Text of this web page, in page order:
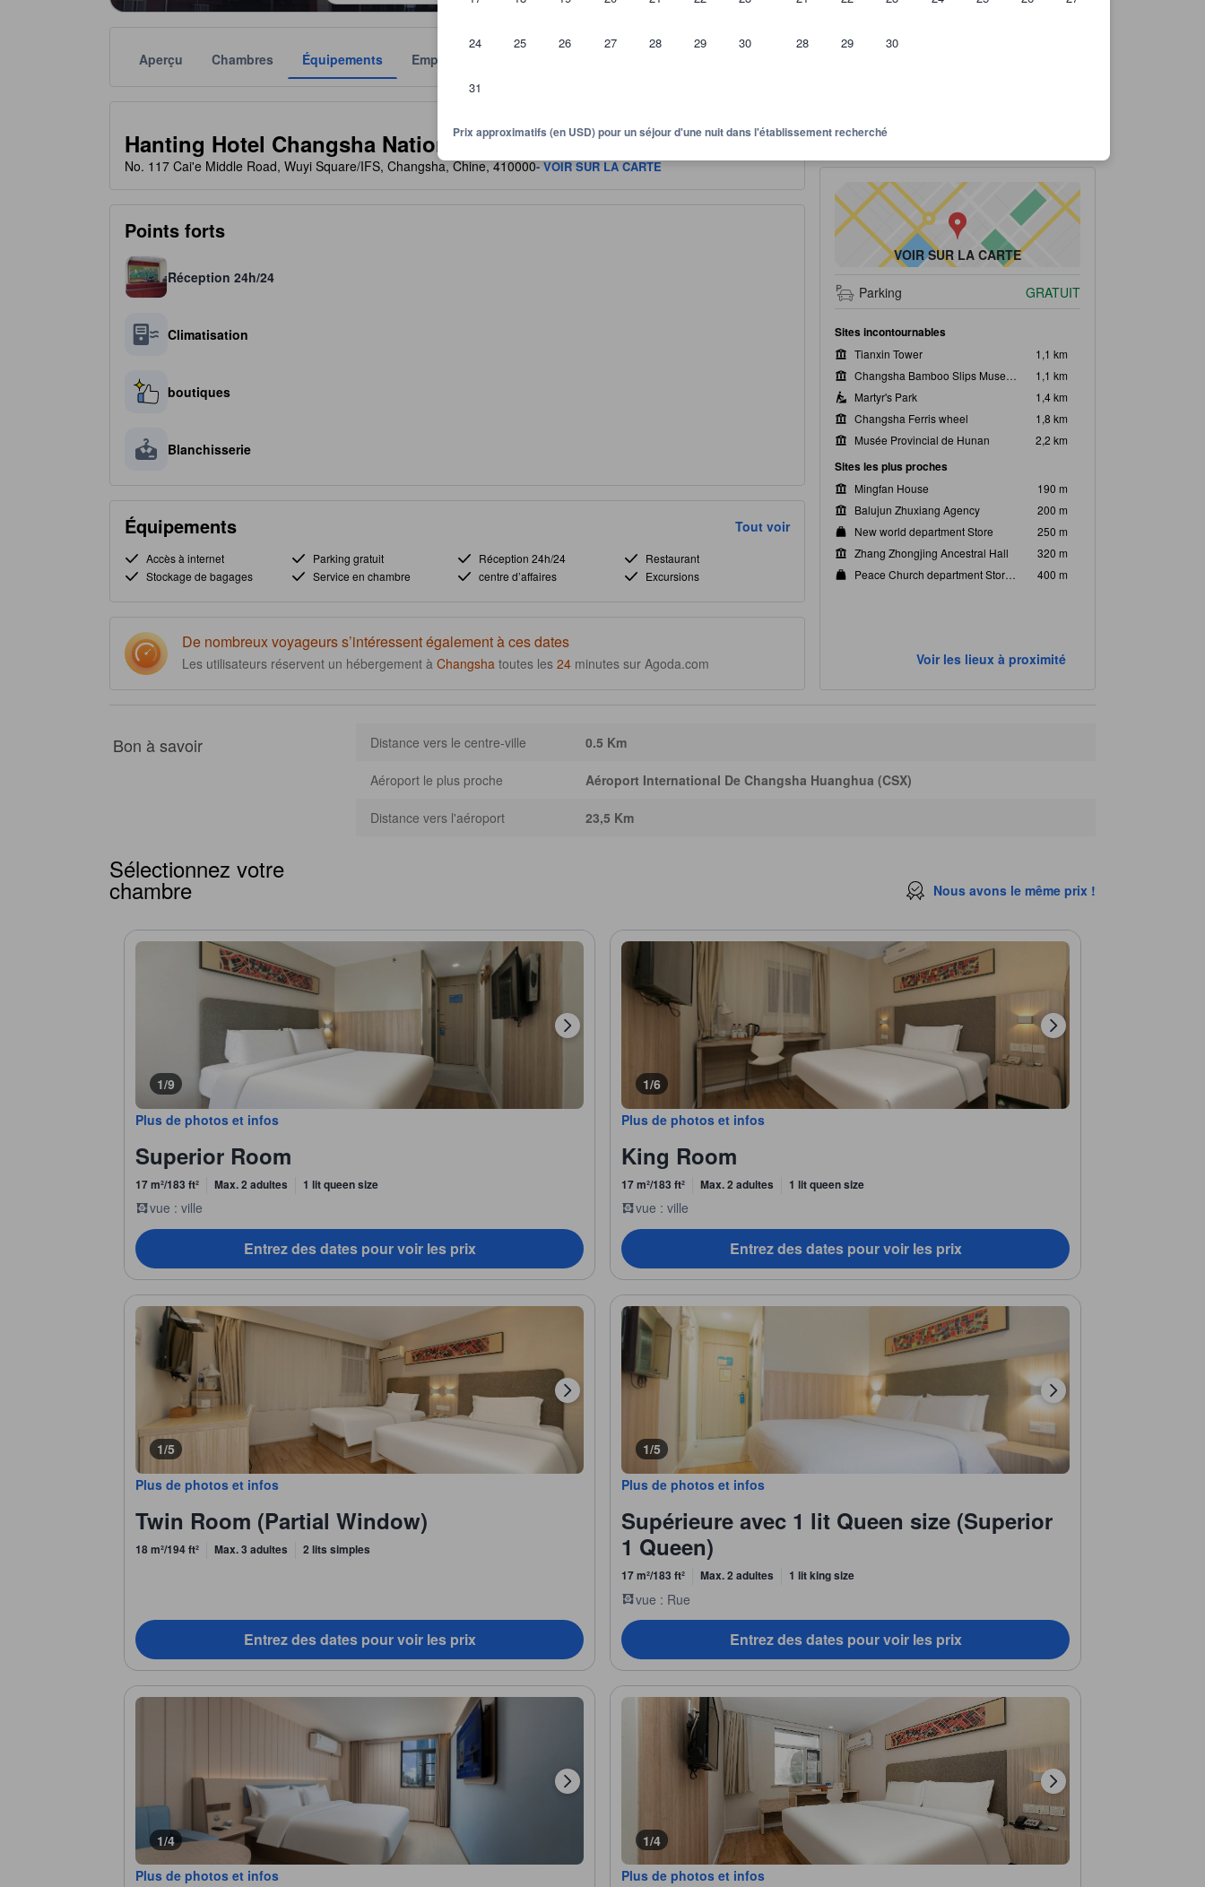
24 25 26 27 28 29 30
31
28 29 30
Prix approximatifs (en USD) pour un séjour d'une nuit dans l'établissement recherché
Aperçu Chambres Équipements Emplacement
Hanting Hotel Changsha National Financial Center
No. 117 Cai'e Middle Road, Wuyi Square/IFS, Changsha, Chine, 410000- VOIR SUR LA CARTE
Points forts
Réception 24h/24
Climatisation
boutiques
Blanchisserie
Équipements Tout voir
Accès à internet Parking gratuit Réception 24h/24
Restaurant
Stockage de bagages
Service en chambre centre d’affaires Excursions
De nombreux voyageurs s’intéressent également à ces dates
Les utilisateurs réservent un hébergement à Changsha toutes les 24 minutes sur Agoda.com
9,5 Superbe
350 avis
VOIR SUR LA CARTE
Parking GRATUIT
Sites incontournables
Tianxin Tower
1,1 km
Changsha Bamboo Slips Museum
1,1 km
Martyr's Park
1,4 km
Changsha Ferris wheel
1,8 km
Musée Provincial de Hunan
2,2 km
Sites les plus proches
Mingfan House
190 m
Balujun Zhuxiang Agency
200 m
New world department Store
250 m
Zhang Zhongjing Ancestral Hall
320 m
Peace Church department Store (Wuyi square)
400 m
Voir les lieux à proximité
Bon à savoir Distance vers le centre-ville 0.5 Km
Aéroport le plus proche Aéroport International De Changsha Huanghua (CSX)
Distance vers l'aéroport 23,5 Km
Sélectionnez votre
chambre Nous avons le même prix !
1/9
Plus de photos et infos
Superior Room
17 m²/183 ft² Max. 2 adultes 1 lit queen size
vue : ville
Entrez des dates pour voir les prix
1/6
Plus de photos et infos
King Room
17 m²/183 ft² Max. 2 adultes 1 lit queen size
vue : ville
Entrez des dates pour voir les prix
1/5
Plus de photos et infos
Twin Room (Partial Window)
18 m²/194 ft² Max. 3 adultes 2 lits simples
Entrez des dates pour voir les prix
1/5
Plus de photos et infos
Supérieure avec 1 lit Queen size (Superior
1 Queen)
17 m²/183 ft² Max. 2 adultes 1 lit king size
vue : Rue
Entrez des dates pour voir les prix
1/4
Plus de photos et infos
1/4
Plus de photos et infos